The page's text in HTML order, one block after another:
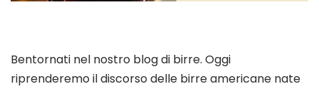
Bentornati nel nostro blog di birre. Oggi
riprenderemo il discorso delle birre americane nate